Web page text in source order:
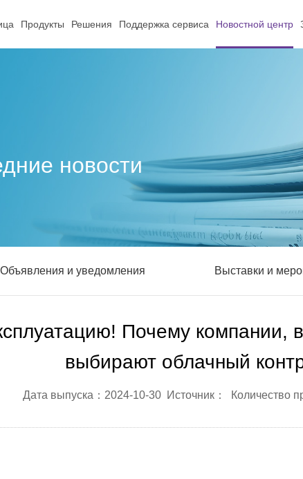
Продукты Решения Поддержка сервиса Новостной центр
новости
Объявления и уведомления Выставки и
Почему компании,
выбирают облачный
Дата выпуска：2024-10-30 Источник： Количество